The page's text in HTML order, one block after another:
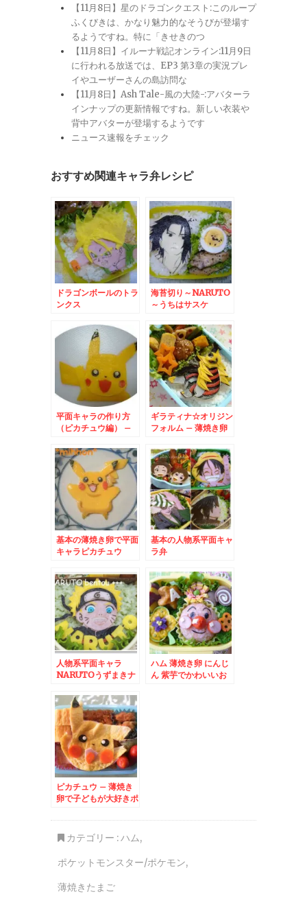
【11月8日】星のドラゴンクエスト:このループ
ふくびきは、かなり魅力的なそうびが登場す
るようですね。特に「きせきのつ
【11月8日】イルーナ戦記オンライン:11月9日
に行われる放送では、EP3 第3章の実況プレ
イやユーザーさんの島訪問な
【11月8日】Ash Tale-風の大陸-:アバターラ
インナップの更新情報ですね。新しい衣装や
背中アバターが登場するようです
ニュース速報をチェック
おすすめ関連キャラ弁レシピ
ドラゴンボールのトラ
ンクス
海苔切り～NARUTO
～うちはサスケ
平面キャラの作り方
（ピカチュウ編） –
ンスター
ギラティナ☆オリジン
フォルム – 薄焼き卵
基本の薄焼き卵で平面
キャラピカチュウ
基本の人物系平面キャ
ラ弁
人物系平面キャラ
NARUTOうずまきナ
ハム 薄焼き卵 にんじ
ん 紫芋でかわいいお
ピカチュウ – 薄焼き
卵で子どもが大好きポ
愛いキャラに♪
カテゴリー :ハム,
ポケットモンスター/ポケモン,
薄焼きたまご